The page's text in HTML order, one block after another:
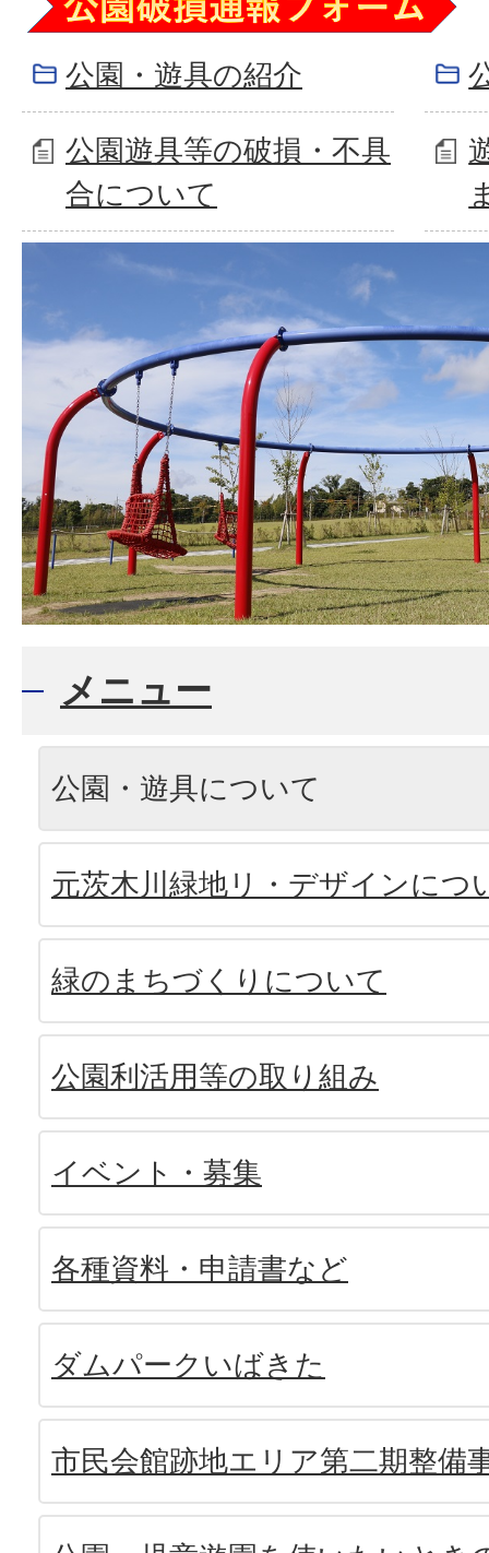
公園・遊具の紹介
公園遊具等の破損・不具
合について
メニュー
公園・遊具について
元茨木川緑地リ・デザインにつ
緑のまちづくりについて
公園利活用等の取り組み
イベント・募集
各種資料・申請書など
ダムパークいばきた
市民会館跡地エリア第二期整備